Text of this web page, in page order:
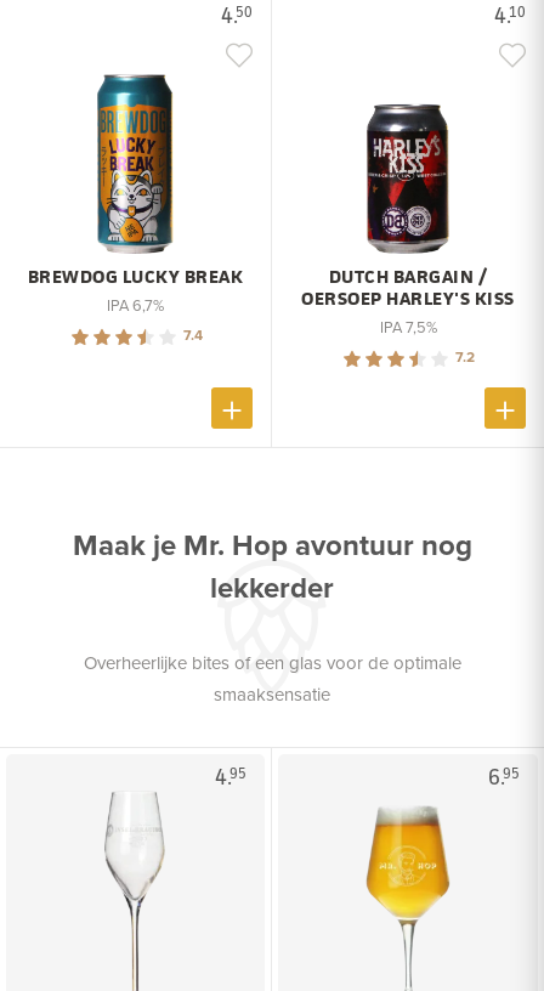
4.50
BREWDOG LUCKY BREAK
IPA 6,7%
7.4
4.10
DUTCH BARGAIN /
OERSOEP HARLEY'S KISS
IPA 7,5%
7.2
Maak je Mr. Hop avontuur nog
lekkerder
Overheerlijke bites of een glas voor de optimale
smaaksensatie
4.95 6.95